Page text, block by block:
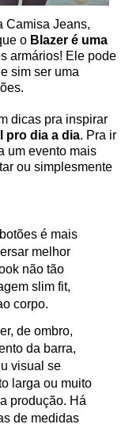
Camisa Jeans,
o Blazer é uma
armários! Ele pode
sim ser uma
dicas pra inspirar
pro dia a dia. Pra ir
um evento mais
ou simplesmente
é mais
melhor
não tão
slim fit,
corpo.
de ombro,
da barra,
visual se
larga ou muito
produção. Há
de medidas